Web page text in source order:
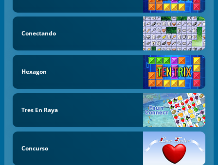
Conectando
Hexagon
Tres En Raya
Concurso